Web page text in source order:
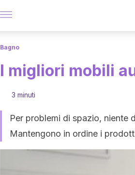
Bagno
I migliori mobili
3 minuti
Per problemi di spazio, niente
Mantengono in ordine i